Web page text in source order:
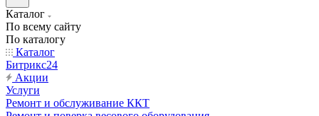
Каталог
По всему сайту
По каталогу
Каталог
Битрикс24
Акции
Услуги
Ремонт и обслуживание ККТ